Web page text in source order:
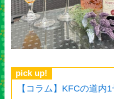
pick up!
【コラム】KFCの道内